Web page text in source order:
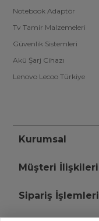
Notebook Adaptör
Tv Tamir Malzemeleri
Güvenlik Sistemleri
Akü Şarj Cihazı
Lenovo Lecoo Türkiye
Kurumsal
Müşteri İlişkileri
Sipariş İşlemleri